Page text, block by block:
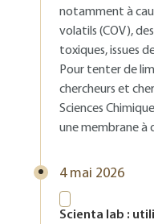
notamment à
volatils (COV),
toxiques, issues
Pour tenter de
chercheurs et
Sciences
une membrane à
4 mai 2026
Scienta lab :